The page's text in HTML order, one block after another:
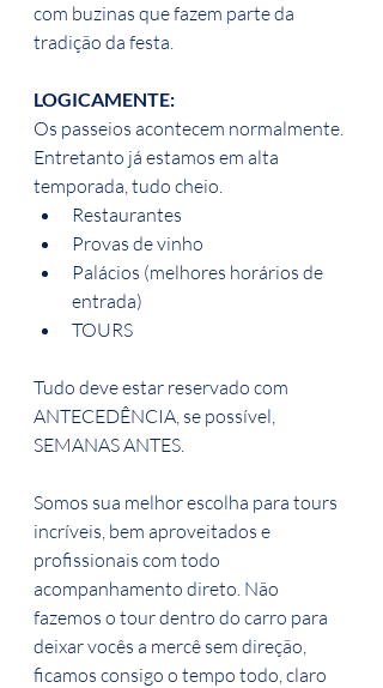
com buzinas que fazem parte da
tradição da festa.
LOGICAMENTE:
Os passeios acontecem normalmente.
Entretanto já estamos em alta
temporada, tudo cheio.
Restaurantes
Provas de vinho
Palácios (melhores horários de
entrada)
TOURS
Tudo deve estar reservado com
ANTECEDÊNCIA, se possível,
SEMANAS ANTES.
Somos sua melhor escolha para tours
incríveis, bem aproveitados e
profissionais com todo
acompanhamento direto. Não
fazemos o tour dentro do carro para
deixar vocês a mercê sem direção,
ficamos consigo o tempo todo, claro